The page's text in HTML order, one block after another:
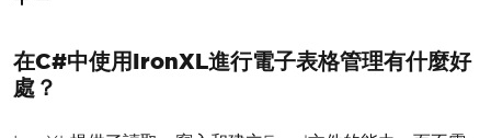
在C#中使用IronXL進行電子表格管理有什麼好
處？